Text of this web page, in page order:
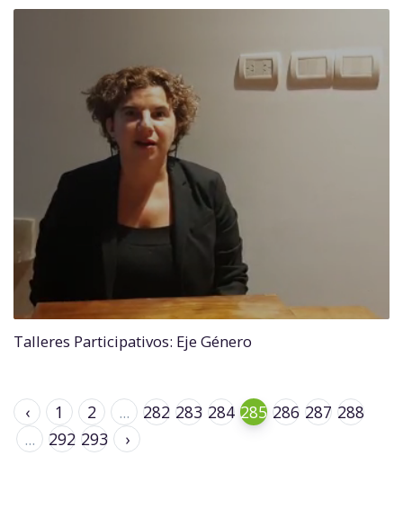
Talleres Participativos: Eje Género
‹ 1 2 ... 282 283 284 285 286 287 288
...
292 293 ›